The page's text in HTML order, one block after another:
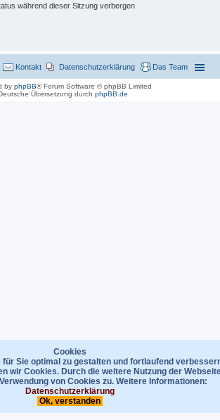
während dieser Sitzung verbergen
Cookies
für Sie optimal zu gestalten und fortlaufend
wir Cookies. Durch die weitere Nutzung der
von Cookies zu. Weitere Informationen:
Datenschutzerklärung
Ok, verstanden
Das Team
Datenschutzerklärung
Kontakt
by phpBB® Forum Software © phpBB Limited
Übersetzung durch phpBB.de